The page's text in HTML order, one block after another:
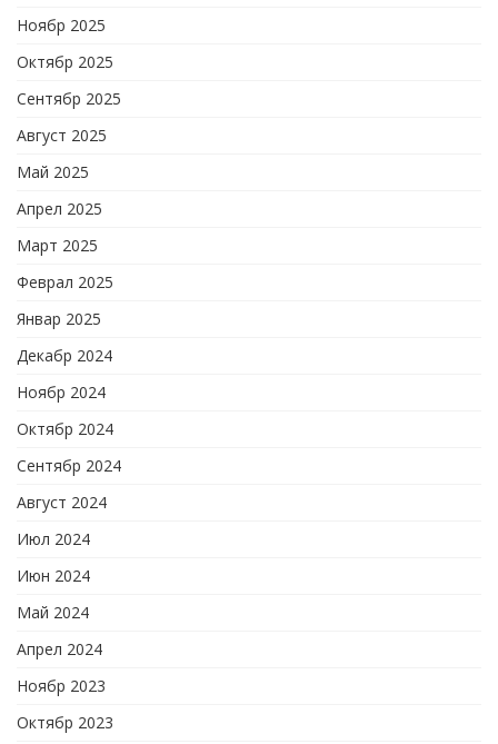
Ноябр 2025
Октябр 2025
Сентябр 2025
Август 2025
Май 2025
Апрел 2025
Март 2025
Феврал 2025
Январ 2025
Декабр 2024
Ноябр 2024
Октябр 2024
Сентябр 2024
Август 2024
Июл 2024
Июн 2024
Май 2024
Апрел 2024
Ноябр 2023
Октябр 2023